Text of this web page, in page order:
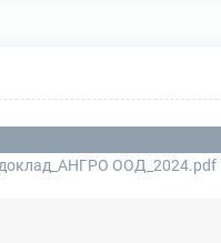
ООД_2024.pdf